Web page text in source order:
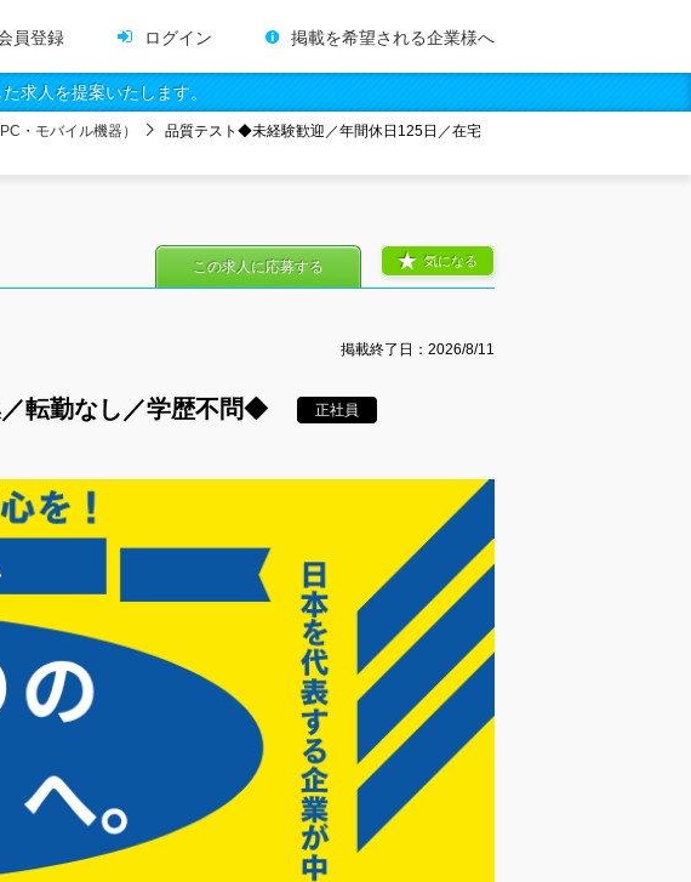
員登録 ログイン 掲載を希望される企業様へ
求人を提案いたします。
・モバイル機器）
品質テスト◆未経験歓迎／年間休日125日／在宅
掲載終了日： 2026/8/11
転勤なし／学歴不問◆
正社員
気になる
この求人に応募する